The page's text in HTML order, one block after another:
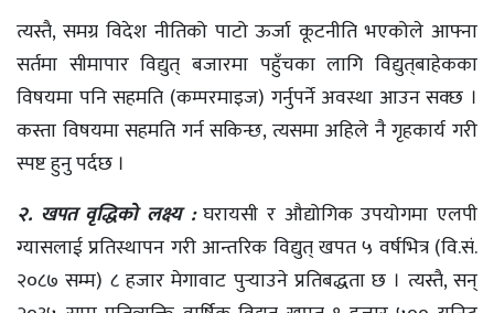
त्यस्तै, समग्र विदेश नीतिको पाटो ऊर्जा कूटनीति भएकोले आफ्ना
सर्तमा सीमापार विद्युत् बजारमा पहुँचका लागि विद्युत्‌बाहेकका
विषयमा पनि सहमति (कम्परमाइज) गर्नुपर्ने अवस्था आउन सक्छ ।
कस्ता विषयमा सहमति गर्न सकिन्छ, त्यसमा अहिले नै गृहकार्य गरी
स्पष्ट हुनु पर्दछ ।
२. खपत वृद्धिको लक्ष्य :घरायसी र औद्योगिक उपयोगमा एलपी
ग्यासलाई प्रतिस्थापन गरी आन्तरिक विद्युत् खपत ५ वर्षभित्र (वि.सं.
२०८७ सम्म) ८ हजार मेगावाट पुर्‍याउने प्रतिबद्धता छ । त्यस्तै, सन्